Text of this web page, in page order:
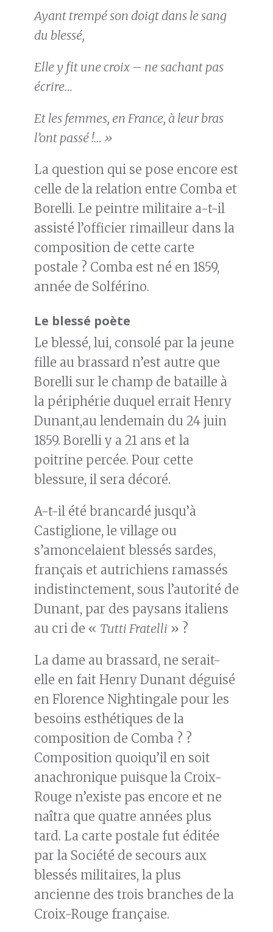
Ayant trempé son doigt dans le sang
du blessé,
Elle y fit une croix – ne sachant pas
écrire…
Et les femmes, en France, à leur bras
l’ont passé !… »
La question qui se pose encore est
celle de la relation entre Comba et
Borelli. Le peintre militaire a-t-il
assisté l’officier rimailleur dans la
composition de cette carte
postale ? Comba est né en 1859,
année de Solférino.
Le blessé poète
Le blessé, lui, consolé par la jeune
fille au brassard n’est autre que
Borelli sur le champ de bataille à
la périphérie duquel errait Henry
Dunant,au lendemain du 24 juin
1859. Borelli y a 21 ans et la
poitrine percée. Pour cette
blessure, il sera décoré.
A-t-il été brancardé jusqu’à
Castiglione, le village ou
s’amoncelaient blessés sardes,
français et autrichiens ramassés
indistinctement, sous l’autorité de
Dunant, par des paysans italiens
au cri de « Tutti Fratelli » ?
La dame au brassard, ne serait-
elle en fait Henry Dunant déguisé
en Florence Nightingale pour les
besoins esthétiques de la
composition de Comba ? ?
Composition quoiqu’il en soit
anachronique puisque la Croix-
Rouge n’existe pas encore et ne
naîtra que quatre années plus
tard. La carte postale fut éditée
par la Société de secours aux
blessés militaires, la plus
ancienne des trois branches de la
Croix-Rouge française.